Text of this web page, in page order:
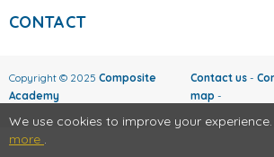
CONTACT
Copyright © 2025 Composite
Academy
Contact us -
map -
We use cookies to improve your experience.
more .